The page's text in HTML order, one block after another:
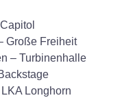
Große Freiheit
– Turbinenhalle
Longhorn